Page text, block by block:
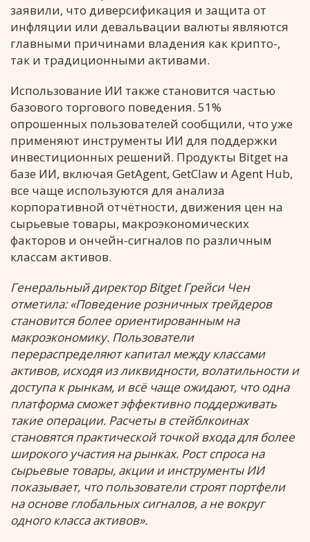
заявили, что диверсификация и защита от
инфляции или девальвации валюты являются
главными причинами владения как крипто-,
так и традиционными активами.
Использование ИИ также становится частью
базового торгового поведения. 51%
опрошенных пользователей сообщили, что уже
применяют инструменты ИИ для поддержки
инвестиционных решений. Продукты Bitget на
базе ИИ, включая GetAgent, GetClaw и Agent Hub,
все чаще используются для анализа
корпоративной отчётности, движения цен на
сырьевые товары, макроэкономических
факторов и ончейн-сигналов по различным
классам активов.
Генеральный директор Bitget Грейси Чен
отметила: «Поведение розничных трейдеров
становится более ориентированным на
макроэкономику. Пользователи
перераспределяют капитал между классами
активов, исходя из ликвидности, волатильности и
доступа к рынкам, и всё чаще ожидают, что одна
платформа сможет эффективно поддерживать
такие операции. Расчеты в стейблкоинах
становятся практической точкой входа для более
широкого участия на рынках. Рост спроса на
сырьевые товары, акции и инструменты ИИ
показывает, что пользователи строят портфели
на основе глобальных сигналов, а не вокруг
одного класса активов».